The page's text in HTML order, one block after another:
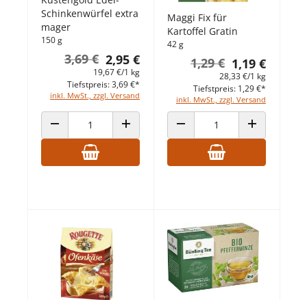
Schinkenwürfel extra
mager
150 g
2,95 €
3,69 €
19,67 €/1 kg
inkl. MwSt., zzgl. Versand
Tiefstpreis: 3,69 €*
ANZAHL VERRINGERNANZAHL ERHÖHEN
Maggi Fix für
Kartoffel Gratin
42 g
1,19 €
1,29 €
28,33 €/1 kg
inkl. MwSt., zzgl. Versand
Tiefstpreis: 1,29 €*
ANZAHL VERRINGERNANZAHL